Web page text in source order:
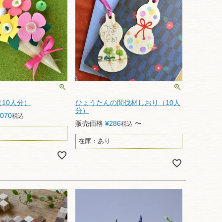
人分）
税込
ひょうたんの間伐材しおり（10人
分）
販売価格 ¥286税込 〜
在庫：あり